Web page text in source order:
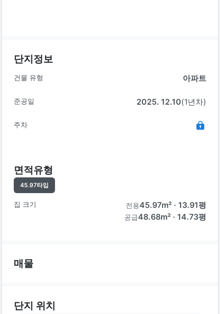
단지정보
건물 유형 아파트
준공일 2025. 12.10(1년차)
주차
면적유형
45.97타입
집 크기 전용45.97m² · 13.91평
공급48.68m² · 14.73평
매물
단지 위치